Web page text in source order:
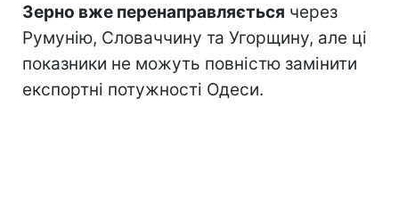
Зерно вже перенаправляється через
Румунію, Словаччину та Угорщину, але ці
показники не можуть повністю замінити
експортні потужності Одеси.